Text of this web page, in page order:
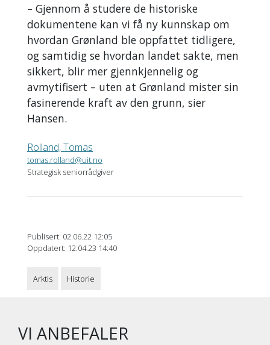
– Gjennom å studere de historiske
dokumentene kan vi få ny kunnskap om
hvordan Grønland ble oppfattet tidligere,
og samtidig se hvordan landet sakte, men
sikkert, blir mer gjennkjennelig og
avmytifisert – uten at Grønland mister sin
fasinerende kraft av den grunn, sier
Hansen.
Rolland, Tomas
tomas.rolland@uit.no
Strategisk seniorrådgiver
Publisert: 02.06.22 12:05
Oppdatert: 12.04.23 14:40
Arktis Historie
VI ANBEFALER